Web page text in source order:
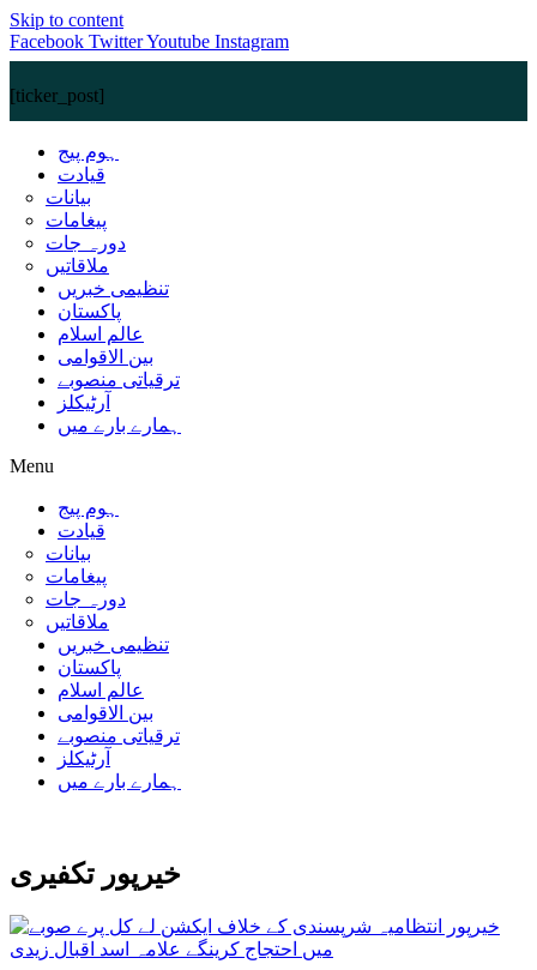
Skip to content
Facebook TwitterYoutube Instagram
[ticker_post]
ہوم پیج
قیادت
بیانات
پیغامات
دورہ جات
ملاقاتیں
تنظیمی خبریں
پاکستان
عالم اسلام
بین الاقوامی
ترقیاتی منصوبے
آرٹیکلز
ہمارے بارے میں
Menu
ہوم پیج
قیادت
بیانات
پیغامات
دورہ جات
ملاقاتیں
تنظیمی خبریں
پاکستان
عالم اسلام
بین الاقوامی
ترقیاتی منصوبے
آرٹیکلز
ہمارے بارے میں
خیرپور تکفیری